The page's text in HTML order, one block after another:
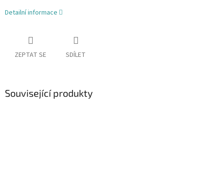
Detailní informace
ZEPTAT SE SDÍLET
Související produkty